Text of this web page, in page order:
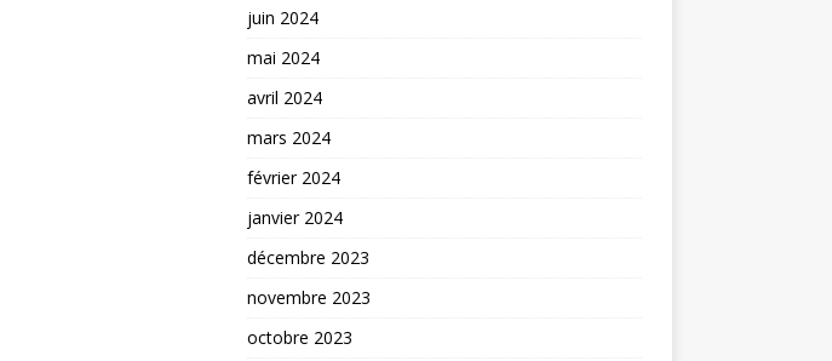
juin 2024
mai 2024
avril 2024
mars 2024
février 2024
janvier 2024
décembre 2023
novembre 2023
octobre 2023